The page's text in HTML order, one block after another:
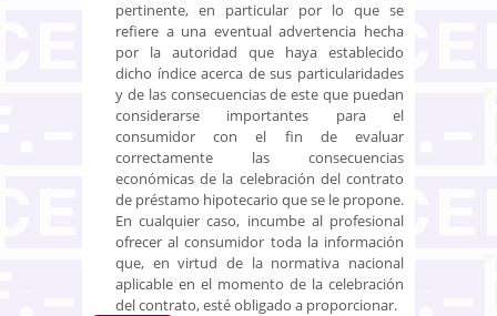
pertinente, en particular por lo que se
refiere a una eventual advertencia hecha
por la autoridad que haya establecido
dicho índice acerca de sus particularidades
y de las consecuencias de este que puedan
considerarse importantes para el
consumidor con el fin de evaluar
correctamente las consecuencias
económicas de la celebración del contrato
de préstamo hipotecario que se le propone.
En cualquier caso, incumbe al profesional
ofrecer al consumidor toda la información
que, en virtud de la normativa nacional
aplicable en el momento de la celebración
del contrato, esté obligado a proporcionar.